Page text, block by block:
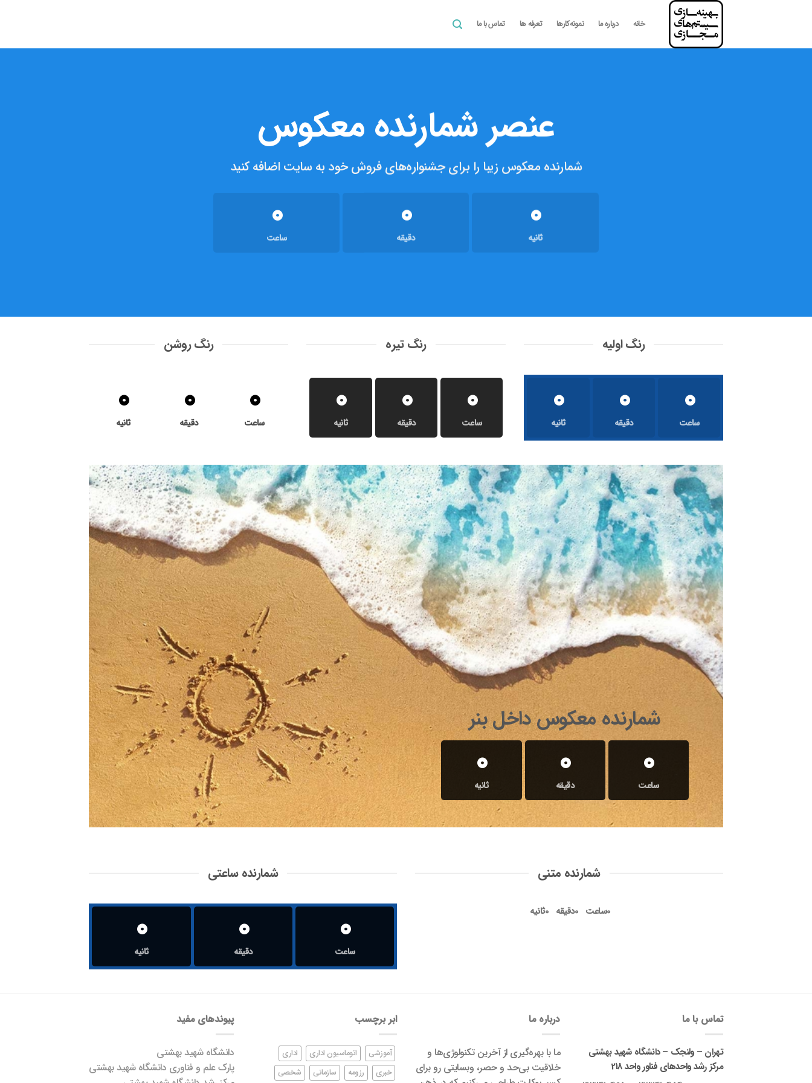
خانه درباره ما نمونه‌کارها تعرفه ها تماس با ما
عنصرشمارنده معکوس
شمارنده‌ معکوس زیبا را برای جشنواره‌های فروش خود به سایت اضافه کنید
0
ساعت
0
دقیقه
0
ثانیه
رنگ اولیه
0
ساعت
0
دقیقه
0
ثانیه
رنگ تیره
0
ساعت
0
دقیقه
0
ثانیه
رنگ روشن
0
ساعت
0
دقیقه
0
ثانیه
شمارنده معکوس داخل بنر
0
ساعت
0
دقیقه
0
ثانیه
شمارنده متنی
0ساعت 0دقیقه 0ثانیه
شمارنده ساعتی
0
ساعت
0
دقیقه
0
ثانیه
تماس با ما
تهران – ولنجک – دانشگاه شهید بهشتی
مرکز رشد واحدهای فناور واحد 218
درباره ما
ما با بهره‌گیری از آخرین تکنولوژی‌ها و
خلاقیت بی‌حد و حصر، وبسایتی رو برای
ابر برچسب
آموزشی اتوماسیون اداری
اداری
خبری
رزومه سازمانی شخصی
پیوندهای مفید
دانشگاه شهید بهشتی
پارک علم و فناوری دانشگاه شهید بهشتی